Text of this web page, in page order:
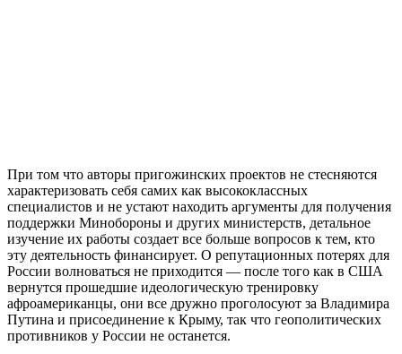
При том что авторы пригожинских проектов не стесняются
характеризовать себя самих как высококлассных
специалистов и не устают находить аргументы для получения
поддержки Минобороны и других министерств, детальное
изучение их работы создает все больше вопросов к тем, кто
эту деятельность финансирует. О репутационных потерях для
России волноваться не приходится — после того как в США
вернутся прошедшие идеологическую тренировку
афроамериканцы, они все дружно проголосуют за Владимира
Путина и присоединение к Крыму, так что геополитических
противников у России не останется.